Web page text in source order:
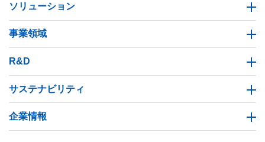
ソリューション
事業領域
R&D
サステナビリティ
企業情報